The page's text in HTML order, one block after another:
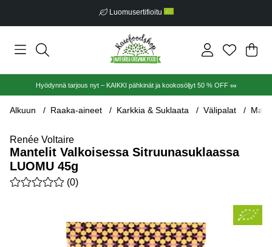
Luomusertifioitu
.
Hyödynnä tarjous nyt – KAIKKI pähkinät ja kookosöljyt 50 % OFF 🥜
Alkuun Raaka-aineet Karkkia & Suklaata Välipalat
Renée Voltaire
Mantelit Valkoisessa Sitruunasuklaassa
LUOMU 45g
Keskiarvoluokitus 0 / 5 Arvioiden määrä 0
(0)
Tuotekuvat Mantelit Valkoisessa Sitruunasuklaassa LUOMU